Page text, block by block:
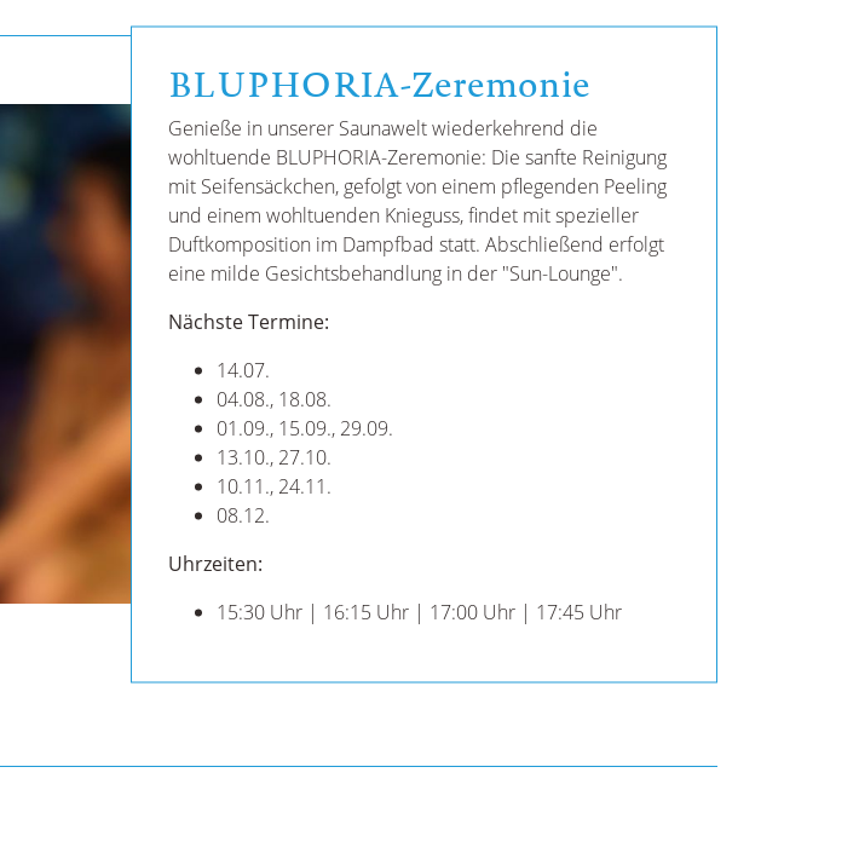
BLUPHORIA-Zeremonie
Genieße in unserer Saunawelt wiederkehrend die
wohltuende BLUPHORIA-Zeremonie: Die sanfte Reinigung
mit Seifensäckchen, gefolgt von einem pflegenden Peeling
und einem wohltuenden Knieguss, findet mit spezieller
Duftkomposition im Dampfbad statt. Abschließend erfolgt
eine milde Gesichtsbehandlung in der "Sun-Lounge".
Nächste Termine:
14.07.
04.08., 18.08.
01.09., 15.09., 29.09.
13.10., 27.10.
10.11., 24.11.
08.12.
Uhrzeiten:
15:30 Uhr | 16:15 Uhr | 17:00 Uhr | 17:45 Uhr